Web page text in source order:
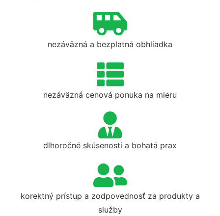
nezáväzná a bezplatná obhliadka
nezáväzná cenová ponuka na mieru
dlhoročné skúsenosti a bohatá prax
korektný prístup a zodpovednosť za produkty a
služby